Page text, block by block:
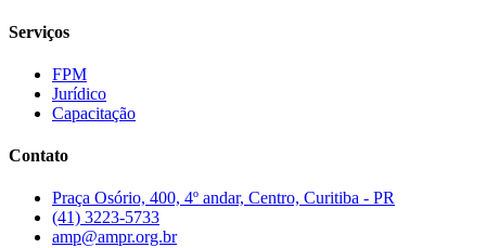
Serviços
FPM
Jurídico
Capacitação
Contato
Praça Osório, 400, 4º andar, Centro, Curitiba - PR
(41) 3223-5733
amp@ampr.org.br